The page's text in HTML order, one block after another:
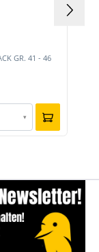
GR. 41 - 46
▾